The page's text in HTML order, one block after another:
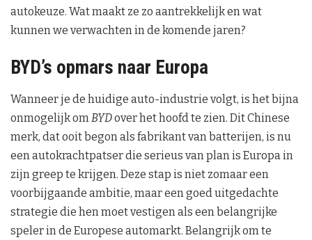
autokeuze. Wat maakt ze zo aantrekkelijk en wat
kunnen we verwachten in de komende jaren?
BYD’s opmars naar Europa
Wanneer je de huidige auto-industrie volgt, is het bijna
onmogelijk omBYDover het hoofd te zien. Dit Chinese
merk, dat ooit begon als fabrikant van batterijen, is nu
een autokrachtpatser die serieus van plan is Europa in
zijn greep te krijgen. Deze stap is niet zomaar een
voorbijgaande ambitie, maar een goed uitgedachte
strategie die hen moet vestigen als een belangrijke
speler in de Europese automarkt. Belangrijk om te